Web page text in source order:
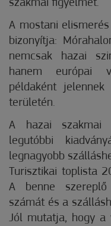
szakmai figyelmet.
A mostani
bizonyítja:
nemcsak hazai
hanem európai
példaként
területén.
A hazai
legutóbbi
legnagyobb
Turisztikai toplista
A benne szereplő
számát és a
Jól mutatja, hogy a